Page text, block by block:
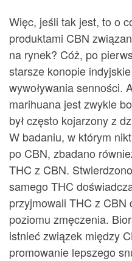
Więc, jeśli tak jest, to o
produktami CBN
na rynek? Cóż, po
starsze konopie
wywoływania senności.
marihuana jest zwykle
był często kojarzony z
W badaniu, w którym
po CBN, zbadano
THC z CBN.
samego THC
przyjmowali THC z CBN
poziomu zmęczenia.
istnieć związek między
promowanie lepszego